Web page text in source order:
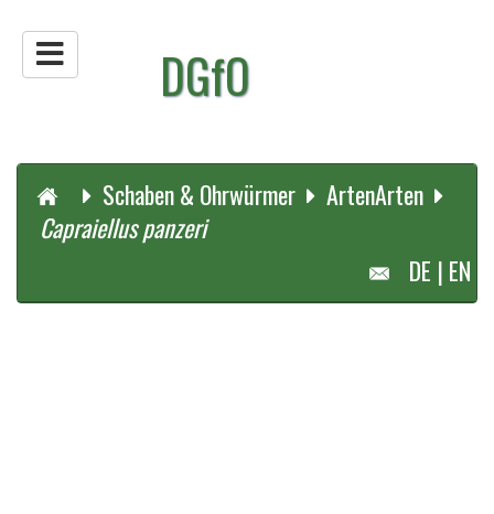
DGfO
Schaben & Ohrwürmer ArtenArten
Capraiellus panzeri
DE | EN